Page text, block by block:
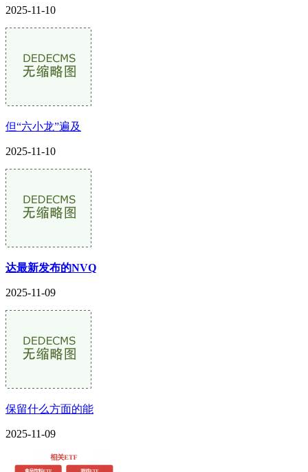
2025-11-10
但“六小龙”遍及
2025-11-10
达最新发布的NVQ
2025-11-09
保留什么方面的能
2025-11-09